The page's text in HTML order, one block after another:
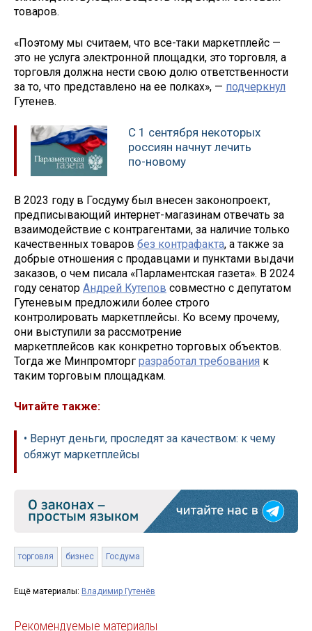
товаров.
«Поэтому мы считаем, что все-таки маркетплейс —
это не услуга электронной площадки, это торговля, а
торговля должна нести свою долю ответственности
за то, что представлено на ее полках», — подчеркнул
Гутенев.
С 1 сентября некоторых
россиян начнут лечить
по-новому
В 2023 году в Госдуму был внесен законопроект,
предписывающий интернет-магазинам отвечать за
взаимодействие с контрагентами, за наличие только
качественных товаров без контрафакта, а также за
добрые отношения с продавцами и пунктами выдачи
заказов, о чем писала «Парламентская газета». В 2024
году сенатор Андрей Кутепов совместно с депутатом
Гутеневым предложили более строго
контролировать маркетплейсы. Ко всему прочему,
они выступили за рассмотрение
маркетплейсов как конкретно торговых объектов.
Тогда же Минпромторг разработал требования к
таким торговым площадкам.
Читайте также:
• Вернут деньги, проследят за качеством: к чему
обяжут маркетплейсы
торговля бизнес Госдума
Ещё материалы: Владимир Гутенёв
Рекомендуемые материалы